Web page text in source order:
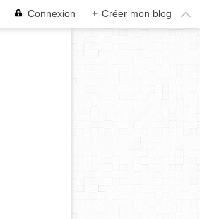
Connexion + Créer mon blog